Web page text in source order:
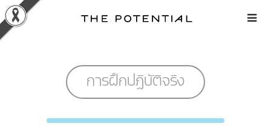
Skip
to
content
การฝึกปฏิบัติจริง